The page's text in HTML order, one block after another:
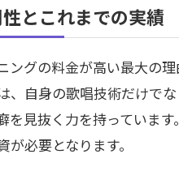
とこれまでの実績
ングの料金が高い最大の
、自身の歌唱技術だけで
を見抜く力を持っていま
が必要となります。